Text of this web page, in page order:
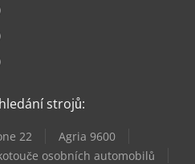
strojů:
22
Agria 9600
osobních automobilů